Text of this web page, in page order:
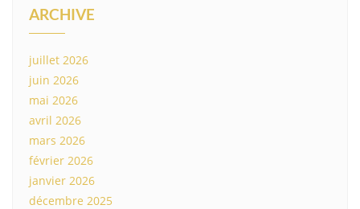
ARCHIVE
juillet 2026
juin 2026
mai 2026
avril 2026
mars 2026
février 2026
janvier 2026
décembre 2025